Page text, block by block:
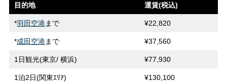
目的地 運賃(税込)
*羽田空港まで ¥22,820
*成田空港まで ¥37,560
1日観光(東京/ 横浜) ¥77,930
1泊2日(関東ｴﾘｱ) ¥130,100